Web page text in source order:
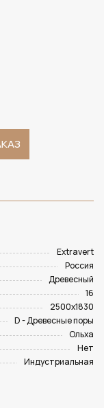
Extravert
Россия
Древесный
16
2500х1830
D - Древесные поры
Ольха
Нет
Индустриальная